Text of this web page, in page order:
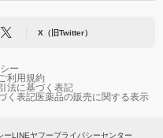
X（旧Twitter）
ー
利用規約
法に基づく表記
く表記医薬品の販売に関する表示
ーLINEヤフープライバシーセンター